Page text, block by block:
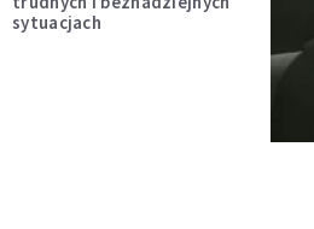
sytuacjach